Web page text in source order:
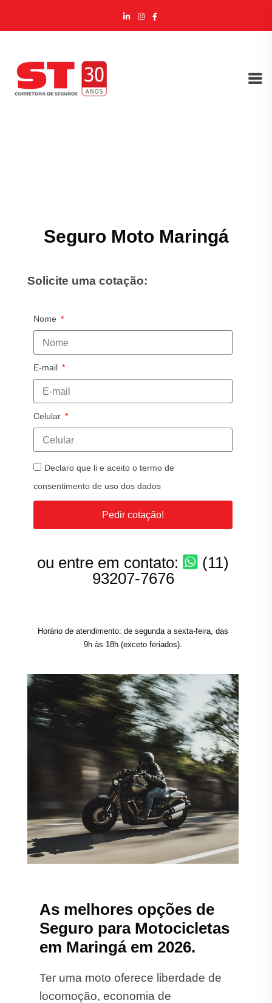
Seguro Moto Maringá
Solicite uma cotação:
Nome
E-mail
Celular
Declaro que li e aceito o termo de
consentimento de uso dos dados
Pedir cotação!
ou entre em contato:
(11)
93207-7676
Horário de atendimento: de segunda a sexta-feira, das
9h às 18h (exceto feriados).
As melhores opções de
Seguro para Motocicletas
em Maringá em 2026.
Ter uma moto oferece liberdade de
locomoção, economia de